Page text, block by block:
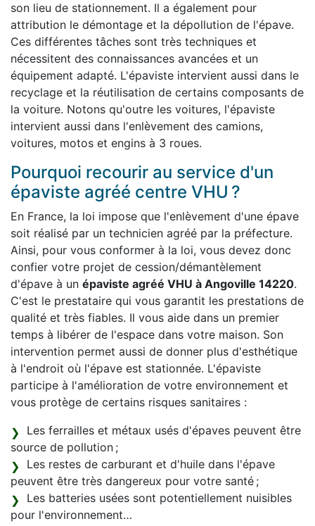
son lieu de stationnement. Il a également pour
attribution le démontage et la dépollution de l'épave.
Ces différentes tâches sont très techniques et
nécessitent des connaissances avancées et un
équipement adapté. L'épaviste intervient aussi dans le
recyclage et la réutilisation de certains composants de
la voiture. Notons qu'outre les voitures, l'épaviste
intervient aussi dans l'enlèvement des camions,
voitures, motos et engins à 3 roues.
Pourquoi recourir au service d'un
épaviste agréé centre VHU ?
En France, la loi impose que l'enlèvement d'une épave
soit réalisé par un technicien agréé par la préfecture.
Ainsi, pour vous conformer à la loi, vous devez donc
confier votre projet de cession/démantèlement
d'épave à un épaviste agréé VHU à Angoville 14220.
C'est le prestataire qui vous garantit les prestations de
qualité et très fiables. Il vous aide dans un premier
temps à libérer de l'espace dans votre maison. Son
intervention permet aussi de donner plus d'esthétique
à l'endroit où l'épave est stationnée. L'épaviste
participe à l'amélioration de votre environnement et
vous protège de certains risques sanitaires :
Les ferrailles et métaux usés d'épaves peuvent être
source de pollution ;
Les restes de carburant et d'huile dans l'épave
peuvent être très dangereux pour votre santé ;
Les batteries usées sont potentiellement nuisibles
pour l'environnement…